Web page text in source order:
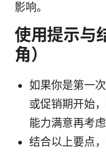
影响。
使用提示与
角）
如果你是第一
或促销期开始
能力满意再考虑
结合以上要点